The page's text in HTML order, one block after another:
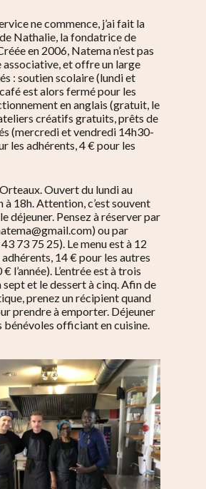
ne commence, j’ai fait la
Nathalie, la fondatrice de
en 2006, Natema n’est pas
associative, et offre un large
: soutien scolaire (lundi et
est alors fermé pour les
en anglais (gratuit, le
créatifs gratuits, prêts de
(mercredi et vendredi 14h30-
les adhérents, 4 € pour les
Ouvert du lundi au
à 18h. Attention, c’est souvent
déjeuner. Pensez à réserver par
ou par
73 75 25). Le menu est à 12
14 € pour les autres
l’année). L’entrée est à trois
sept et le dessert à cinq. Afin de
prenez un récipient quand
prendre à emporter. Déjeuner
officiant en cuisine.